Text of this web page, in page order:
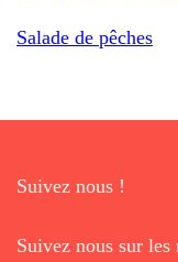
Salade de pêches
Suivez nous !
Suivez nous sur les